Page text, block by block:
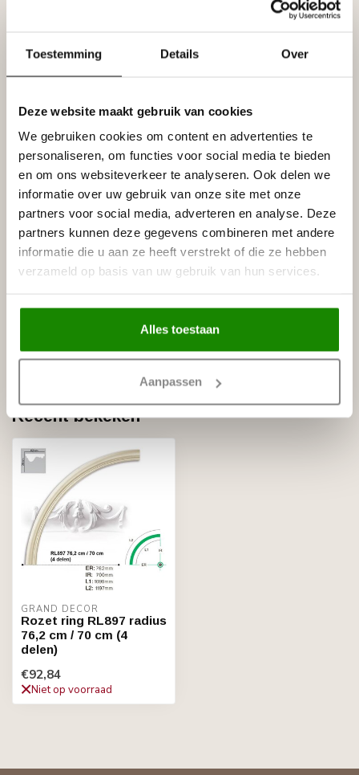
Toestemming Details Over
Deze website maakt gebruik van cookies
We gebruiken cookies om content en advertenties te
personaliseren, om functies voor social media te bieden
en om ons websiteverkeer te analyseren. Ook delen we
informatie over uw gebruik van onze site met onze
partners voor social media, adverteren en analyse. Deze
partners kunnen deze gegevens combineren met andere
informatie die u aan ze heeft verstrekt of die ze hebben
verzameld op basis van uw gebruik van hun services.
Alles toestaan
Aanpassen
- Kleur : wit
- Lijmen met : Adefix
- Afwerking : Rozet is voorbehandeld met een
soorten verf met uitzondering van silicaathoudende verven.
Prijs per rozet (4 delen)
Specificaties
Leverancier
Reviews
Tags
Op voorraad
Recent bekeken
GRAND DECOR
Rozet ring RL897 radius
76,2 cm / 70 cm (4
delen)
€92,84
Niet op voorraad